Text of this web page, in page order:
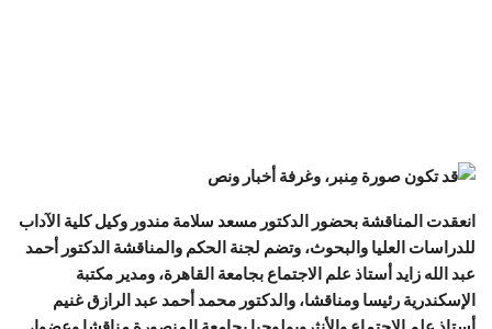
انعقدت المناقشة بحضور الدكتور مسعد سلامة مندور وكيل كلية الآداب
للدراسات العليا والبحوث، وتضم لجنة الحكم والمناقشة الدكتور أحمد
عبد الله زايد أستاذ علم الاجتماع بجامعة القاهرة، ومدير مكتبة
الإسكندرية رئيسا ومناقشا، والدكتور محمد أحمد عبد الرازق غنيم